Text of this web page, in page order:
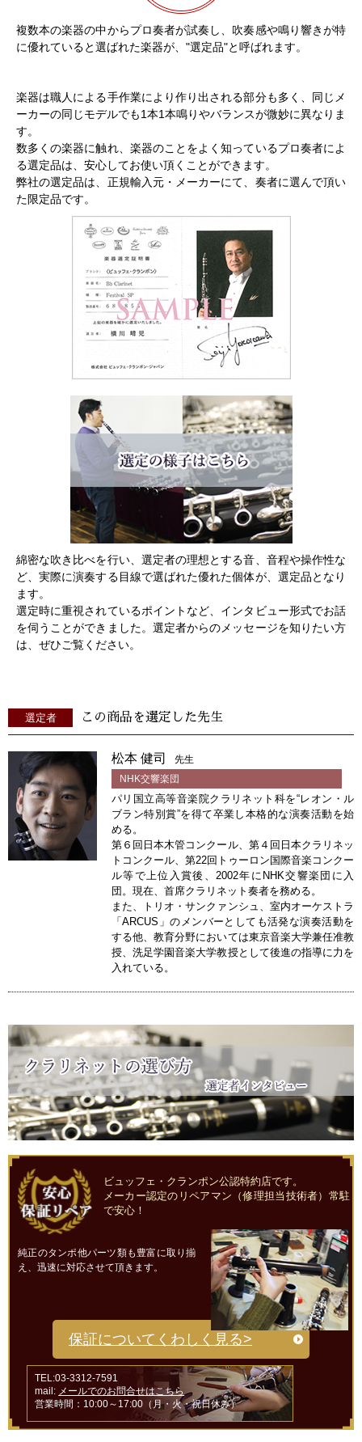
複数本の楽器の中からプロ奏者が試奏し、吹奏感や鳴り響きが特
に優れていると選ばれた楽器が、"選定品"と呼ばれます。
楽器は職人による手作業により作り出される部分も多く、同じメ
ーカーの同じモデルでも1本1本鳴りやバランスが微妙に異なりま
す。
数多くの楽器に触れ、楽器のことをよく知っているプロ奏者によ
る選定品は、安心してお使い頂くことができます。
弊社の選定品は、正規輸入元・メーカーにて、奏者に選んで頂い
た限定品です。
綿密な吹き比べを行い、選定者の理想とする音、音程や操作性な
ど、実際に演奏する目線で選ばれた優れた個体が、選定品となり
ます。
選定時に重視されているポイントなど、インタビュー形式でお話
を伺うことができました。選定者からのメッセージを知りたい方
は、ぜひご覧ください。
選定者 この商品を選定した先生
松本 健司
先生
NHK交響楽団
パリ国立高等音楽院クラリネット科を“レオン・ル
ブラン特別賞”を得て卒業し本格的な演奏活動を始
める。
第６回日本木管コンクール、第４回日本クラリネッ
トコンクール、第22回トゥーロン国際音楽コンクー
ル等で上位入賞後、2002年にNHK交響楽団に入
団。現在、首席クラリネット奏者を務める。
また、トリオ・サンクァンシュ、室内オーケストラ
「ARCUS」のメンバーとしても活発な演奏活動を
する他、教育分野においては東京音楽大学兼任准教
授、洗足学園音楽大学教授として後進の指導に力を
入れている。
ビュッフェ・クランポン公認特約店です。
メーカー認定のリペアマン（修理担当技術者）常駐
で安心！
純正のタンポ他パーツ類も豊富に取り揃
え、迅速に対応させて頂きます。
保証についてくわしく見る>
TEL:03-3312-7591
mail: メールでのお問合せはこちら
営業時間：10:00～17:00（月・火・祝日休み）